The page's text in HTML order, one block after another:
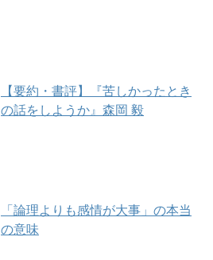
【要約・書評】『苦しかったとき
の話をしようか』森岡 毅
「論理よりも感情が大事」の本当
の意味